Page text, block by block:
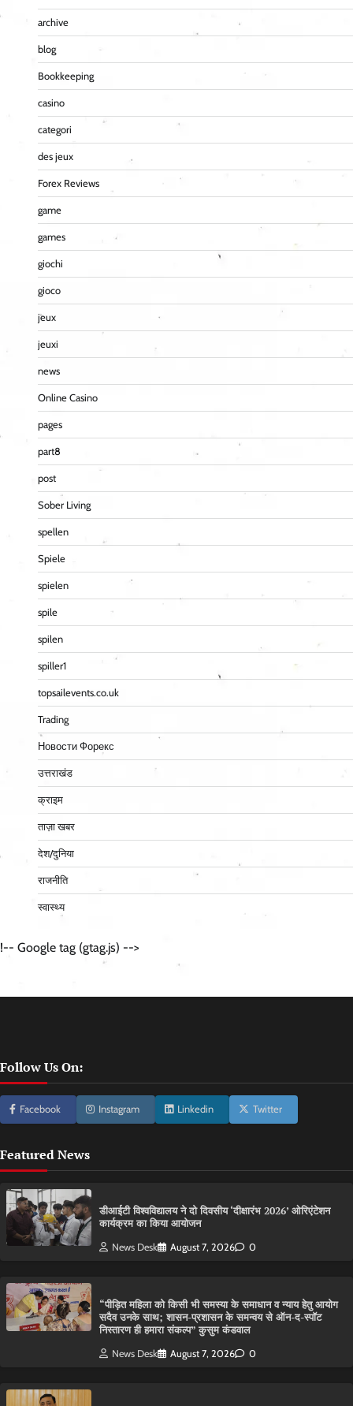
archive
blog
Bookkeeping
casino
categori
des jeux
Forex Reviews
game
games
giochi
gioco
jeux
jeuxi
news
Online Casino
pages
part8
post
Sober Living
spellen
Spiele
spielen
spile
spilen
spiller1
topsailevents.co.uk
Trading
Новости Форекс
उत्तराखंड
क्राइम
ताज़ा खबर
देश/दुनिया
राजनीति
स्वास्थ्य
!-- Google tag (gtag.js) -->
Follow Us On:
Facebook Instagram Linkedin Twitter
Featured News
डीआईटी विश्वविद्यालय ने दो दिवसीय ‘दीक्षारंभ 2026’ ओरिएंटेशन
कार्यक्रम का किया आयोजन
News Desk August 7, 2026 0
“पीड़ित महिला को किसी भी समस्या के समाधान व न्याय हेतु आयोग
सदैव उनके साथ; शासन-प्रशासन के समन्वय से ऑन-द-स्पॉट
निस्तारण ही हमारा संकल्प” कुसुम कंडवाल
News Desk August 7, 2026 0